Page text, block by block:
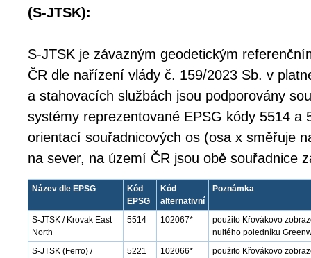
(S-JTSK):
S-JTSK je závazným geodetickým
ČR dle nařízení vlády č. 159/2023 Sb. v
a stahovacích službách jsou podporovány
systémy reprezentované EPSG kódy 5514 a
orientací souřadnicových os (osa x směřuje
na sever, na území ČR jsou obě souřadnice
Název dle EPSG
Kód
EPSG
Kód
alternativní
Poznámka
S-JTSK / Krovak East
North
5514 102067*
použito Křovákovo
nultého poledníku
S-JTSK (Ferro) /
5221 102066*
použito Křovákovo